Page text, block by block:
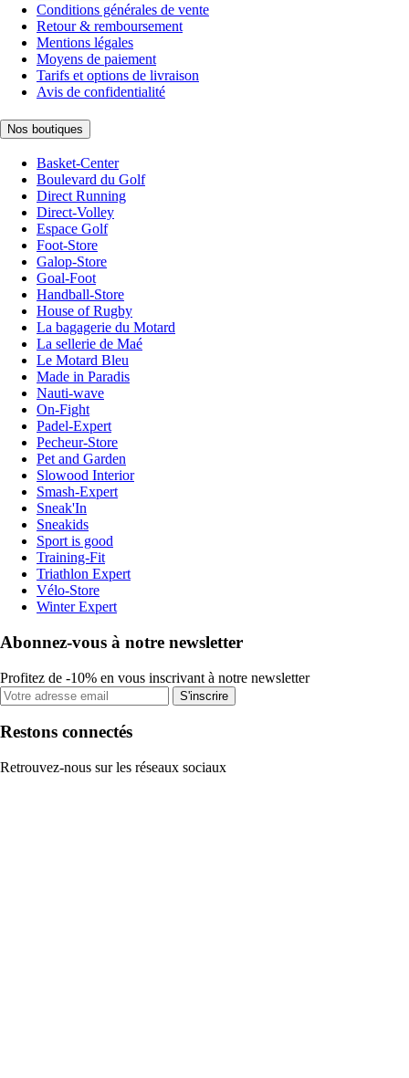
Conditions générales de vente
Retour & remboursement
Mentions légales
Moyens de paiement
Tarifs et options de livraison
Avis de confidentialité
Nos boutiques
Basket-Center
Boulevard du Golf
Direct Running
Direct-Volley
Espace Golf
Foot-Store
Galop-Store
Goal-Foot
Handball-Store
House of Rugby
La bagagerie du Motard
La sellerie de Maé
Le Motard Bleu
Made in Paradis
Nauti-wave
On-Fight
Padel-Expert
Pecheur-Store
Pet and Garden
Slowood Interior
Smash-Expert
Sneak'In
Sneakids
Sport is good
Training-Fit
Triathlon Expert
Vélo-Store
Winter Expert
Abonnez-vous à notre newsletter
Profitez de -10% en vous inscrivant à notre newsletter
S'inscrire
Restons connectés
Retrouvez-nous sur les réseaux sociaux